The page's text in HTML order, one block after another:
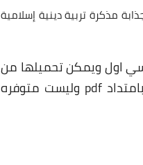
مذكرة تربية دينية إسلامية
اول ويمكن تحميلها من
الرابط الموجود اسفل المقال ومذكره الصف السادس في دين ترم اول متوفرة بامتداد pdf وليست متوفره